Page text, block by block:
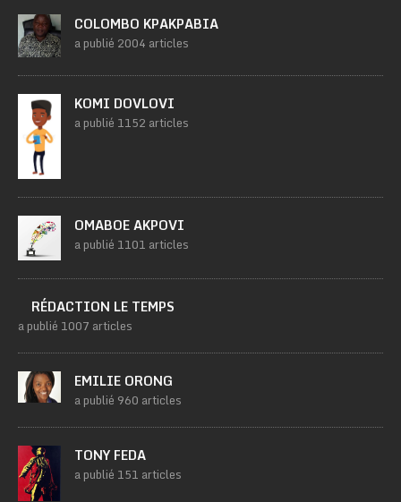
COLOMBO KPAKPABIA
a publié 2004 articles
KOMI DOVLOVI
a publié 1152 articles
OMABOE AKPOVI
a publié 1101 articles
RÉDACTION LE TEMPS
a publié 1007 articles
EMILIE ORONG
a publié 960 articles
TONY FEDA
a publié 151 articles